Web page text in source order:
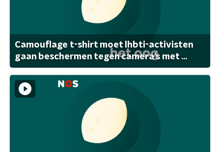
Camouflage t-shirt moet lhbti-activisten
gaan beschermen tegen camera's met ...